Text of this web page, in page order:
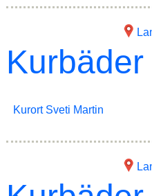
Kurort Sveti Martin